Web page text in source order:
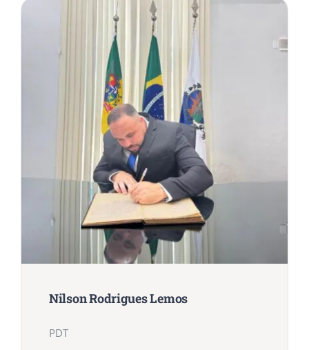
Nilson Rodrigues Lemos
PDT